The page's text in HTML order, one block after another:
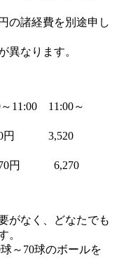
の諸経費を別途申し
異なります。
11:00 11:00～
3,520
円 6,270
がなく、どなたでも
。
～70球のボールを